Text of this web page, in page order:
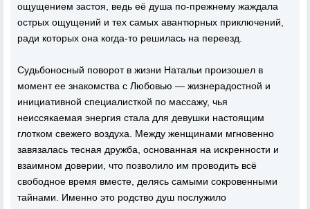
ощущением застоя, ведь её душа по-прежнему жаждала
острых ощущений и тех самых авантюрных приключений,
ради которых она когда-то решилась на переезд.
Судьбоносный поворот в жизни Натальи произошел в
момент ее знакомства с Любовью — жизнерадостной и
инициативной специалисткой по массажу, чья
неиссякаемая энергия стала для девушки настоящим
глотком свежего воздуха. Между женщинами мгновенно
завязалась тесная дружба, основанная на искренности и
взаимном доверии, что позволило им проводить всё
свободное время вместе, делясь самыми сокровенными
тайнами. Именно это родство душ послужило